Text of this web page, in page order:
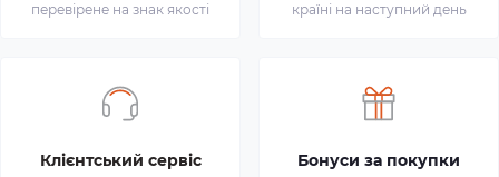
перевірене на знак якості
країні на наступний день
Клієнтський сервіс Бонуси за покупки